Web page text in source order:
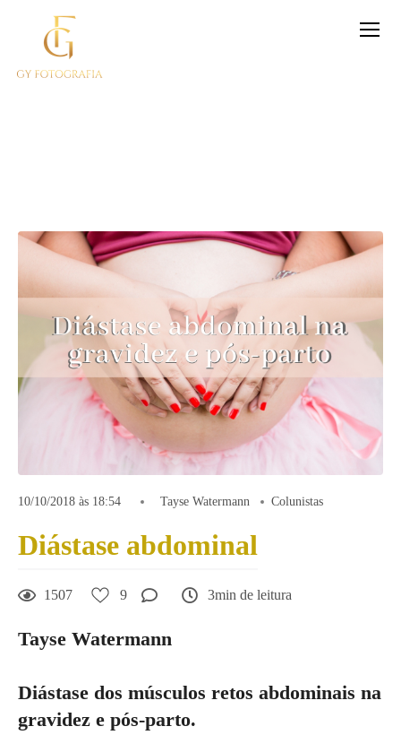
10/10/2018 às 18:54 Tayse Watermann Colunistas
Diástase abdominal
1507 9 3min de leitura
Tayse Watermann
Diástase dos músculos retos abdominais na
gravidez e pós-parto.